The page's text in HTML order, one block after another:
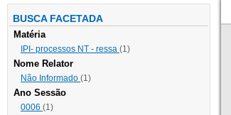
BUSCA FACETADA
Matéria
IPI- processos NT - ressa (1)
Nome Relator
Não Informado (1)
Ano Sessão
0006 (1)